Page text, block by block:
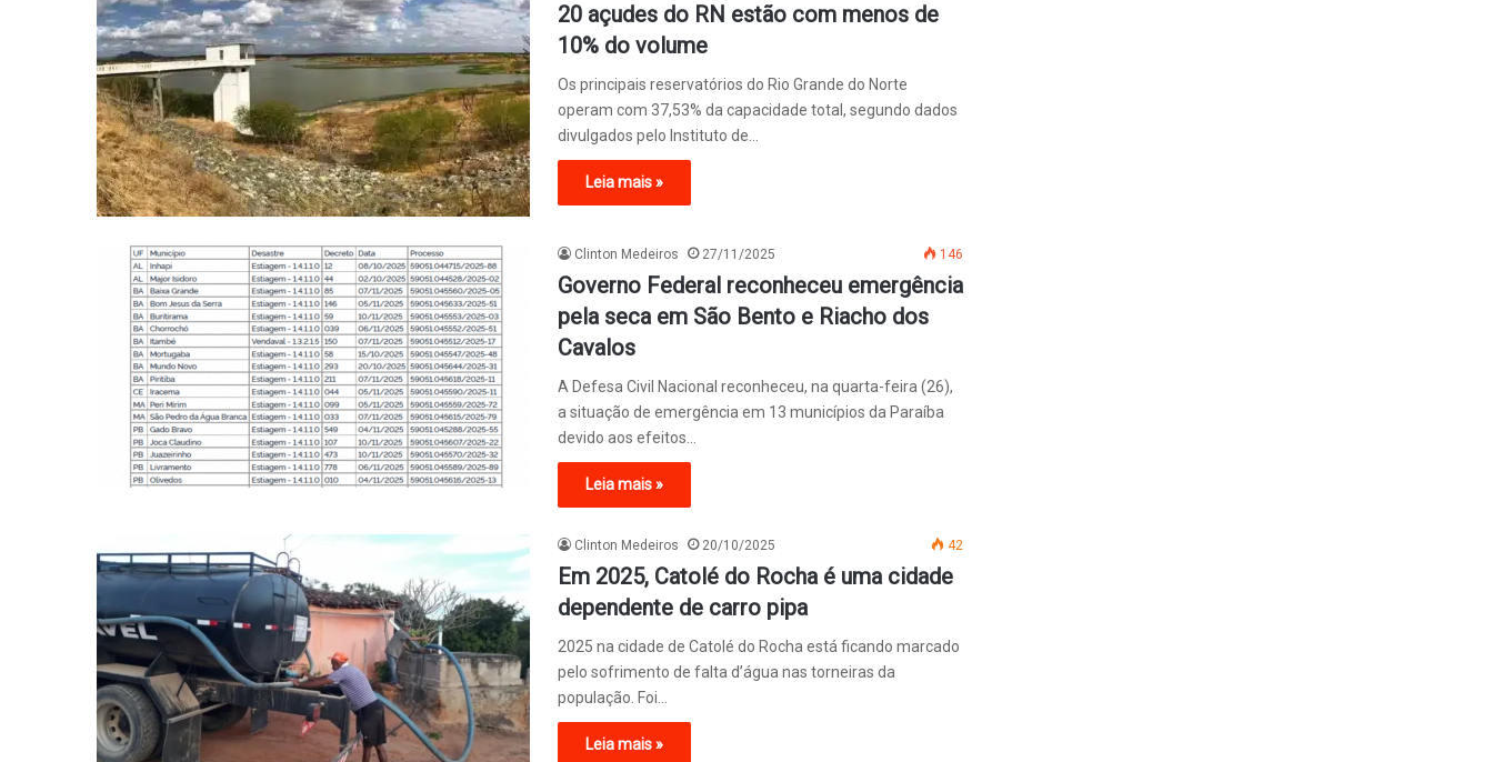
20 açudes do RN estão com menos de
10% do volume
Os principais reservatórios do Rio Grande do Norte
operam com 37,53% da capacidade total, segundo dados
divulgados pelo Instituto de…
Leia mais »
Clinton Medeiros 27/11/2025 146
Governo Federal reconheceu emergência
pela seca em São Bento e Riacho dos
Cavalos
A Defesa Civil Nacional reconheceu, na quarta-feira (26),
a situação de emergência em 13 municípios da Paraíba
devido aos efeitos…
Leia mais »
Clinton Medeiros 20/10/2025 42
Em 2025, Catolé do Rocha é uma cidade
dependente de carro pipa
2025 na cidade de Catolé do Rocha está ficando marcado
pelo sofrimento de falta d’água nas torneiras da
população. Foi…
Leia mais »